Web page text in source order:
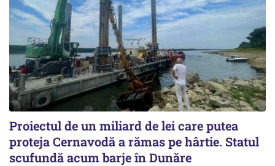
Proiectul de un miliard de lei care putea
proteja Cernavodă a rămas pe hârtie. Statul
scufundă acum barje în Dunăre